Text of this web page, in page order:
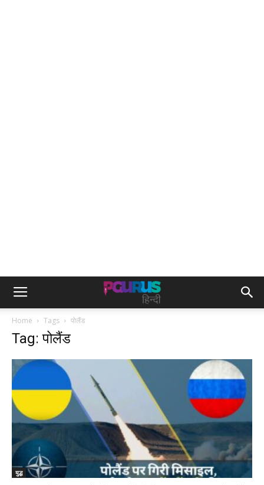
Home Tags पोलैंड
Tag: पोलैंड
युद्ध